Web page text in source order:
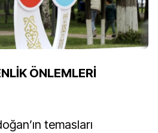
ÖNLEMLERİ
temasları